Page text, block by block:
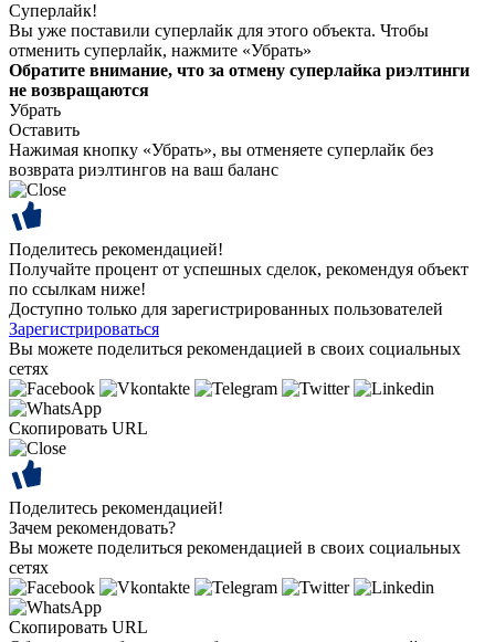
Суперлайк!
Вы уже поставили суперлайк для этого объекта. Чтобы
отменить суперлайк, нажмите «Убрать»
Обратите внимание, что за отмену суперлайка риэлтинги
не возвращаются
Убрать
Оставить
Нажимая кнопку «Убрать», вы отменяете суперлайк без
возврата риэлтингов на ваш баланс
Поделитесь рекомендацией!
Получайте процент от успешных сделок, рекомендуя объект
по ссылкам ниже!
Доступно только для зарегистрированных пользователей
Зарегистрироваться
Вы можете поделиться рекомендацией в своих социальных
сетях
Скопировать URL
Поделитесь рекомендацией!
Зачем рекомендовать?
Вы можете поделиться рекомендацией в своих социальных
сетях
Скопировать URL